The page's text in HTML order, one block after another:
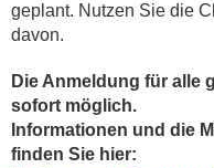
geplant. Nutzen Sie die
davon.
Die Anmeldung für alle
sofort möglich.
Informationen und die
finden Sie hier: